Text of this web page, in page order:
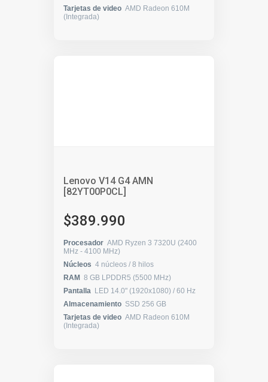
Tarjetas de video AMD Radeon 610M
(Integrada)
Lenovo V14 G4 AMN
[82YT00P0CL]
$389.990
Procesador AMD Ryzen 3 7320U (2400
MHz - 4100 MHz)
Núcleos
4 núcleos / 8 hilos
RAM 8 GB LPDDR5 (5500 MHz)
Pantalla
LED 14.0" (1920x1080) / 60 Hz
Almacenamiento SSD 256 GB
Tarjetas de video AMD Radeon 610M
(Integrada)